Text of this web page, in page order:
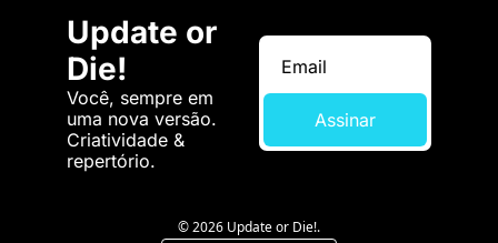
Update or
Die!
Você, sempre em
uma nova versão.
Criatividade &
repertório.
Assinar
© 2026 Update or Die!.